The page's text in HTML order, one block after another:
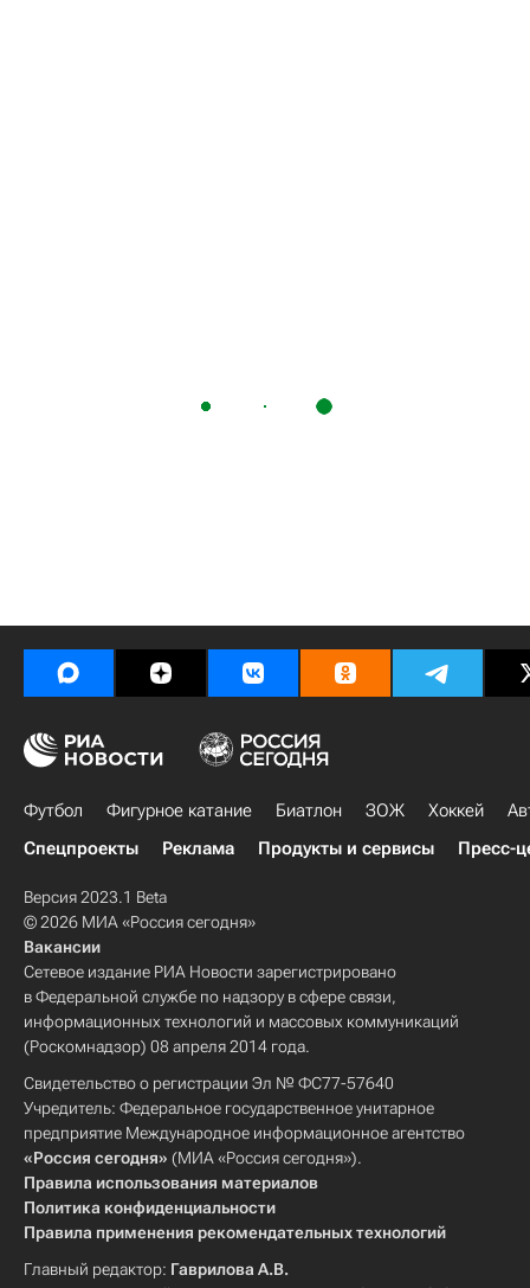
Футбол Фигурное катание Биатлон ЗОЖ Хоккей
Спецпроекты
Реклама Продукты и сервисы Пресс-
Версия 2023.1 Beta
© 2026 МИА «Россия сегодня»
Вакансии
Сетевое издание РИА Новости зарегистрировано
в Федеральной службе по надзору в сфере связи,
информационных технологий и массовых коммуникаций
(Роскомнадзор) 08 апреля 2014 года.
Свидетельство о регистрации Эл № ФС77-57640
Учредитель: Федеральное государственное унитарное
предприятие Международное информационное агентство
«Россия сегодня» (МИА «Россия сегодня»).
Правила использования материалов
Политика конфиденциальности
Правила применения рекомендательных технологий
Главный редактор: Гаврилова А.В.